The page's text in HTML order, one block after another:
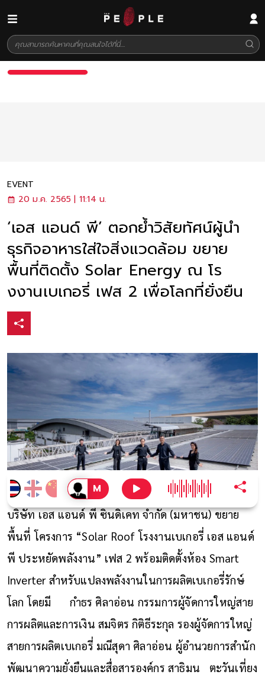
EVENT
20 ม.ค. 2565 | 11:14 น.
‘เอส แอนด์ พี’ ตอกย้ำวิสัยทัศน์ผู้นำ
ธุรกิจอาหารใส่ใจสิ่งแวดล้อม ขยาย
พื้นที่ติดตั้ง Solar Energy ณ โร
งงานเบเกอรี่ เฟส 2 เพื่อโลกที่ยั่งยืน
บริษัท เอส แอนด์ พี ซินดิเคท จำกัด (มหาชน) ขยาย
พื้นที่ โครงการ “Solar Roof โรงงานเบเกอรี่ เอส แอนด์
พี ประหยัดพลังงาน” เฟส 2 พร้อมติดตั้งห้อง Smart
Inverter สำหรับแปลงพลังงานในการผลิตเบเกอรี่รักษ์
โลก โดยมี กำธร ศิลาอ่อน กรรมการผู้จัดการใหญ่สาย
การผลิตและการเงิน สมจิตร กิติธีระกุล รองผู้จัดการใหญ่
สายการผลิตเบเกอรี่ มณีสุดา ศิลาอ่อน ผู้อำนวยการสำนัก
พัฒนาความยั่งยืนและสื่อสารองค์กร สาธิมน ตะวันเที่ยง